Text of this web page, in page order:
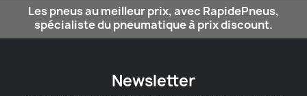
Les pneus au meilleur prix, avec RapidePneus,
spécialiste du pneumatique à prix discount.
Newsletter